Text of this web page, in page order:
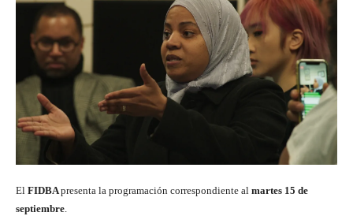
El FIDBApresenta la programación correspondiente al martes 15 de
septiembre.